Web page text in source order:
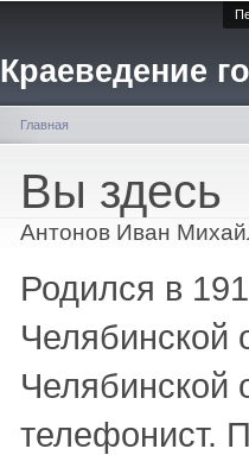
Краеведение
Вы здесь
Главная
Антонов Иван
Родился в
Челябинской
Челябинской
телефонист.